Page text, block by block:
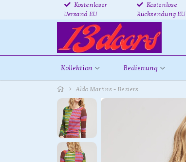
Kostenloser
Versand EU
Kostenlose
Rücksendung EU
Kollektion Bedienung
Aldo Martins - Beziers